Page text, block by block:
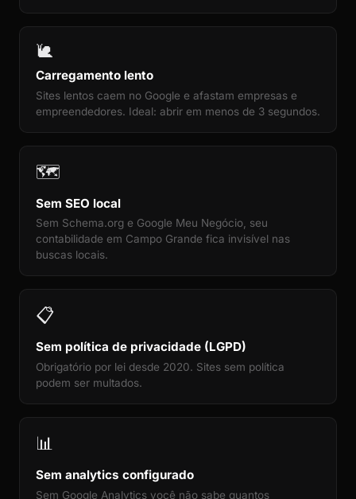
🐌
Carregamento lento
Sites lentos caem no Google e afastam empresas e
empreendedores. Ideal: abrir em menos de 3 segundos.
🗺️
Sem SEO local
Sem Schema.org e Google Meu Negócio, seu
contabilidade em Campo Grande fica invisível nas
buscas locais.
📋
Sem política de privacidade (LGPD)
Obrigatório por lei desde 2020. Sites sem política
podem ser multados.
📊
Sem analytics configurado
Sem Google Analytics você não sabe quantos